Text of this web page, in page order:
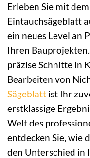
Erleben Sie mit
Eintauchsägeblatt
ein neues Level an
Ihren
präzise Schnitte in
Bearbeiten von
Sägeblatt ist Ihr
erstklassige
Welt des
entdecken Sie, wie
den Unterschied in